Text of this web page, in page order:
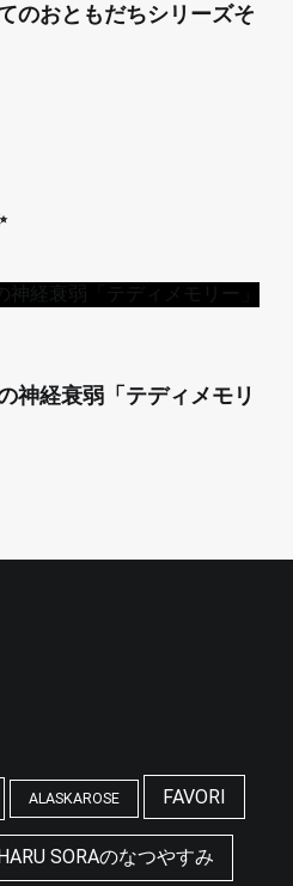
のおともだちシリーズそ
神経衰弱「テディメモリ
ALASKAROSE FAVORI
SORAのなつやすみ